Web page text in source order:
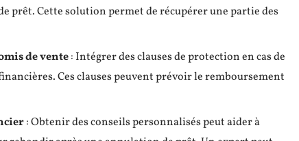
prêt. Cette solution permet de récupérer une partie des
de vente: Intégrer des clauses de protection en cas de
Ces clauses peuvent prévoir le remboursement
: Obtenir des conseils personnalisés peut aider à